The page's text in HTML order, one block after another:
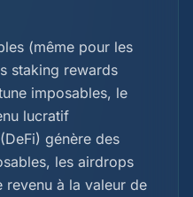
(même pour les
staking rewards
imposables, le
lucratif
génère des
les airdrops
revenu à la valeur de